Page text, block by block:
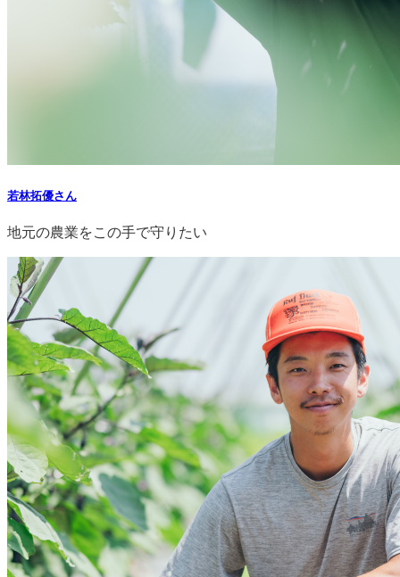
若林拓優さん
地元の農業をこの手で守りたい